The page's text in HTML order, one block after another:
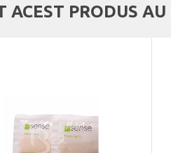
ACEST PRODUS